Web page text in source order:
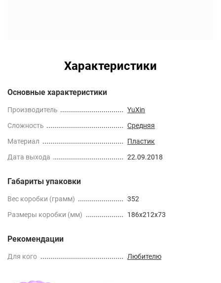
Характеристики
Основные характеристики
Производитель
YuXin
Сложность
Средняя
Материал
Пластик
Дата выхода
22.09.2018
Габариты упаковки
Вес коробки (грамм)
352
Размеры коробки (мм)
186x212x73
Рекомендации
Для кого Любителю